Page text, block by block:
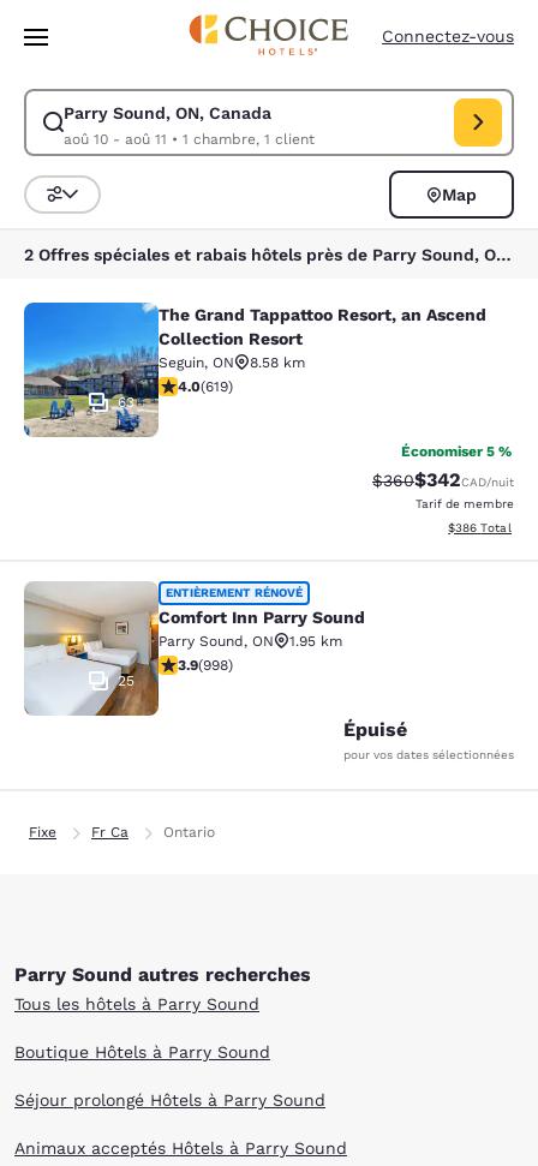
Passer à Contenu Principal
Connectez-vous
Parry Sound, ON, Canada
aoû 10 - aoû 11 • 1 chambre, 1 client
Modifiez la recherche pour Parry Sound, ON, Canada. Date d’arrivée
Trier et filtrer
Map
2 Offres spéciales et rabais hôtels près de Parry Sound, ON, Canada
The Grand Tappattoo Resort, an
63
The Grand Tappattoo Resort, an Ascend
Collection Resort
Seguin, ON
8.58 km
4 étoiles. Très bon. 619 commentaires
4.0(619)
Économiser 5 %
Tarif barré :
$360Tarif réduit :
$342CAD/nuit
Tarif de membre
Afficher les
$386 Total
Comfort Inn Parry Sound
25
ENTIÈREMENT RÉNOVÉ
Comfort Inn Parry Sound
Parry Sound, ON
1.95 km
3.92 étoiles. Bien. 998 commentaires
3.9(998)
Épuisé
pour vos dates sélectionnées
Fixe Fr Ca Ontario
Parry Sound autres recherches
Tous les hôtels à Parry Sound
Boutique Hôtels à Parry Sound
Séjour prolongé Hôtels à Parry Sound
Animaux acceptés Hôtels à Parry Sound